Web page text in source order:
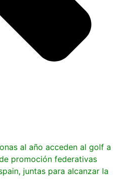
al año acceden al golf a
promoción federativas
juntas para alcanzar la